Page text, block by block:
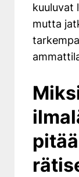
kuuluvat
mutta